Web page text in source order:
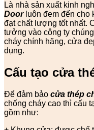
Là nhà sản xuất kinh
Doorluôn đem đến cho
đạt chất lượng tốt nhất.
tưởng vào công ty
cháy chính hãng, cửa
dụng.
Cấu tạo cửa
Để đảm bảo cửa thép
chống cháy cao thì cấu
gồm như: